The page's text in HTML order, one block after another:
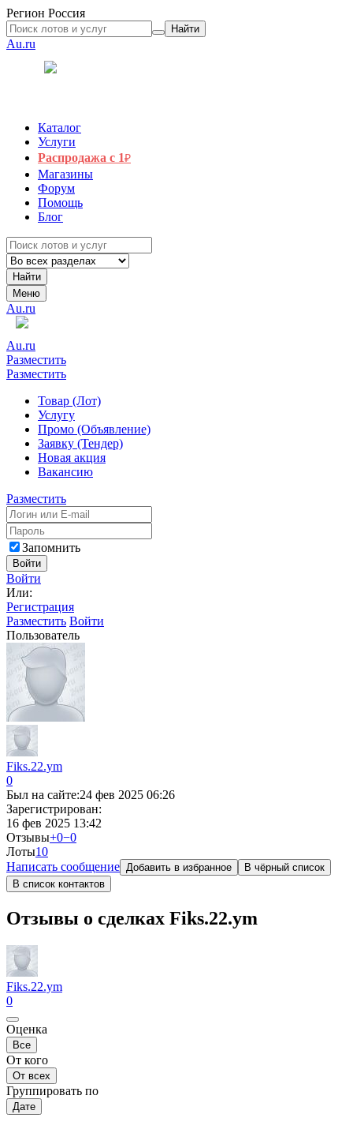
Регион Россия
Найти
Au.ru
Каталог
Услуги
Распродажа с 1₽
Магазины
Форум
Помощь
Блог
Найти
Меню
Au.ru
Au.ru
Разместить
Разместить
Товар (Лот)
Услугу
Промо (Объявление)
Заявку (Тендер)
Новая акция
Вакансию
Разместить
Запомнить
Войти
Войти
Или:
Регистрация
Разместить Войти
Пользователь
Fiks.22.ym
0
Был на сайте:24 фев 2025 06:26
Зарегистрирован:
16 фев 2025 13:42
Отзывы+0−0
Лоты10
Написать сообщение Добавить в избранное
В чёрный список
В список контактов
Отзывы о сделках Fiks.22.ym
Fiks.22.ym
0
Оценка
Все
От кого
От всех
Группировать по
Дате